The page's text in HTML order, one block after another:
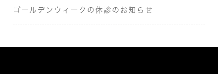
ゴールデンウィークの休診のお知らせ